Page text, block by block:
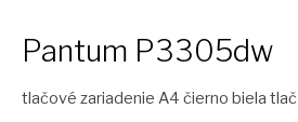
Pantum P3305dw
tlačové zariadenie A4 čierno biela tlač